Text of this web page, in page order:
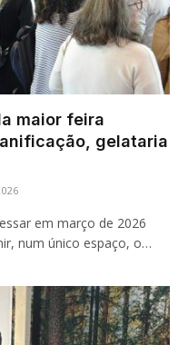
maior feira
gelataria
em março de 2026
num único espaço, o…